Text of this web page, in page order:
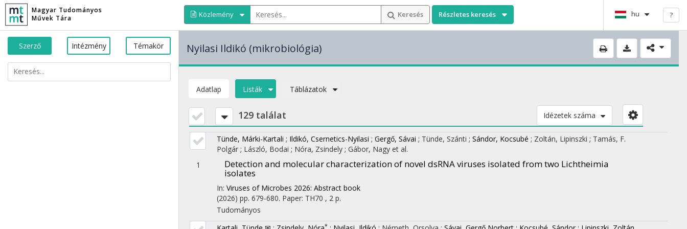
Magyar Tudományos
Művek Tára
Közlemény Keresés Részletes keresés hu ?
Szerző Intézmény Témakör Nyilasi Ildikó (mikrobiológia)
Adatlap Listák Táblázatok
129 találat Idézetek száma
1
Tünde, Márki-Kartali ; Ildikó, Csernetics-Nyilasi ; Gergő, Sávai ; Tünde, Szánti ; Sándor, Kocsubé ; Zoltán, Lipinszki ; Tamás, F.
Polgár ; László, Bodai ; Nóra, Zsindely ; Gábor, Nagy et al.
Detection and molecular characterization of novel dsRNA viruses isolated from two Lichtheimia
isolates
In: Viruses of Microbes 2026: Abstract book
(2026) pp. 679-680. Paper: TH70 , 2 p.
Tudományos
*